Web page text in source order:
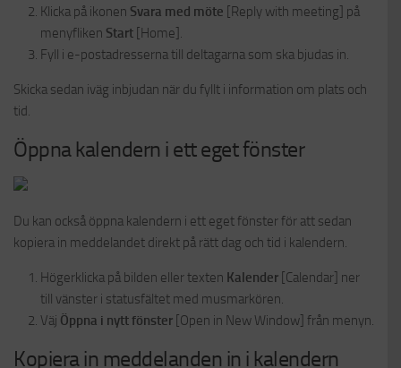
Klicka på ikonen Svara med möte [Reply with meeting] på
menyfliken Start [Home].
Fyll i e-postadresserna till deltagarna som ska bjudas in.
Skicka sedan iväg inbjudan när du fyllt i information om plats och
tid.
Öppna kalendern i ett eget fönster
Du kan också öppna kalendern i ett eget fönster för att sedan
kopiera in meddelandet direkt på rätt dag och tid i kalendern.
Högerklicka på bilden eller texten Kalender [Calendar] ner
till vänster i statusfältet med musmarkören.
Väj Öppna i nytt fönster [Open in New Window] från menyn.
Kopiera in meddelanden in i kalendern